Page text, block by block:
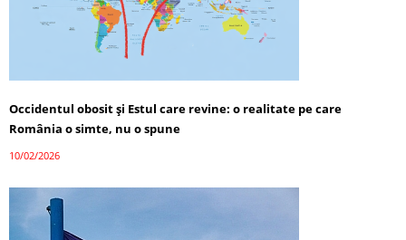
Occidentul obosit și Estul care revine: o realitate pe care
România o simte, nu o spune
10/02/2026